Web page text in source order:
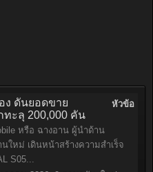
หัวข้อ
ง ดันยอดขาย
ทะลุ 200,000 คัน
หรือ ฉางอาน ผู้นำด้าน
ใหม่ เดินหน้าสร้างความสำเร็จ
S05...